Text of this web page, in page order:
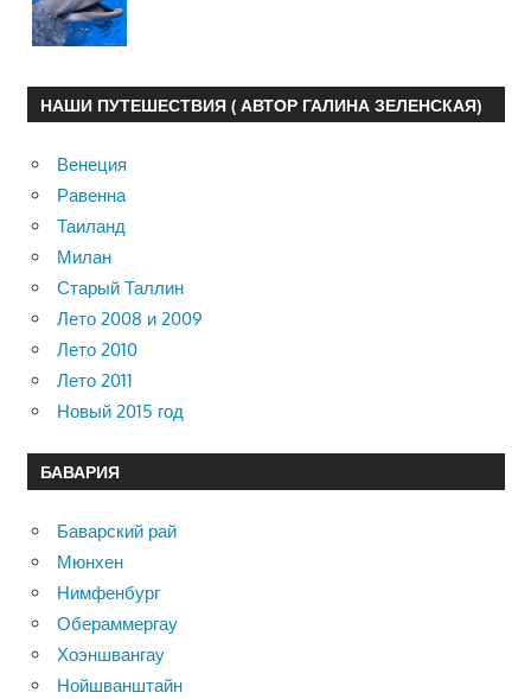
НАШИ ПУТЕШЕСТВИЯ ( АВТОР ГАЛИНА ЗЕЛЕНСКАЯ)
Венеция
Равенна
Таиланд
Милан
Старый Таллин
Лето 2008 и 2009
Лето 2010
Лето 2011
Новый 2015 год
БАВАРИЯ
Баварский рай
Мюнхен
Нимфенбург
Обераммергау
Хоэншвангау
Нойшванштайн